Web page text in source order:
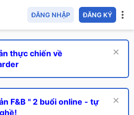
ĐĂNG NHẬP ĐĂNG KÝ
thực chiến về
F&B " 2 buổi online - tự